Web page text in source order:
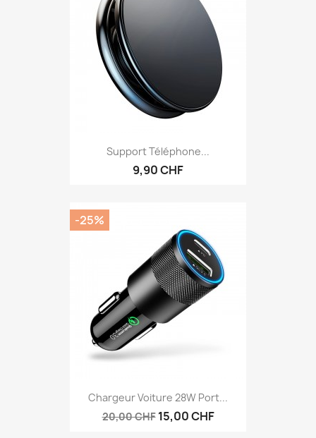
Support Téléphone...
9,90 CHF
Chargeur Voiture 28W Port...
20,00 CHF 15,00 CHF
-25%